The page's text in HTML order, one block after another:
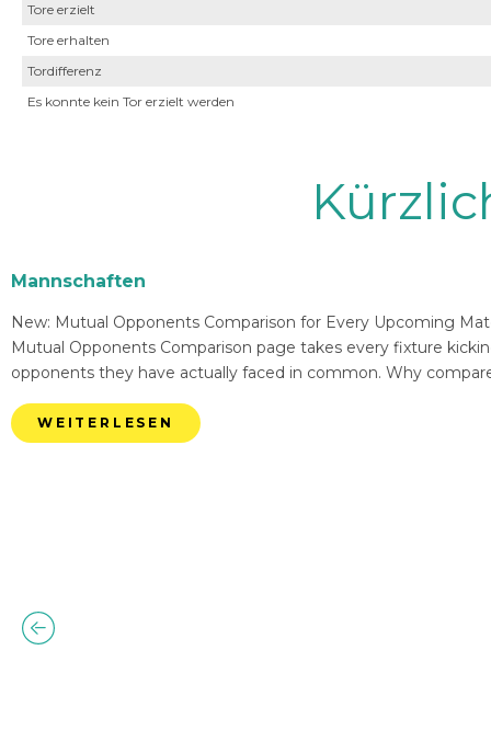
Tore erzielt
Tore erhalten
Tordifferenz
Es konnte kein Tor erzielt werden
Mannschaften
New: Mutual Opponents Comparison for Every Upcoming
Mutual Opponents Comparison page takes every fixture
opponents they have actually faced in common. Why
WEITERLESEN